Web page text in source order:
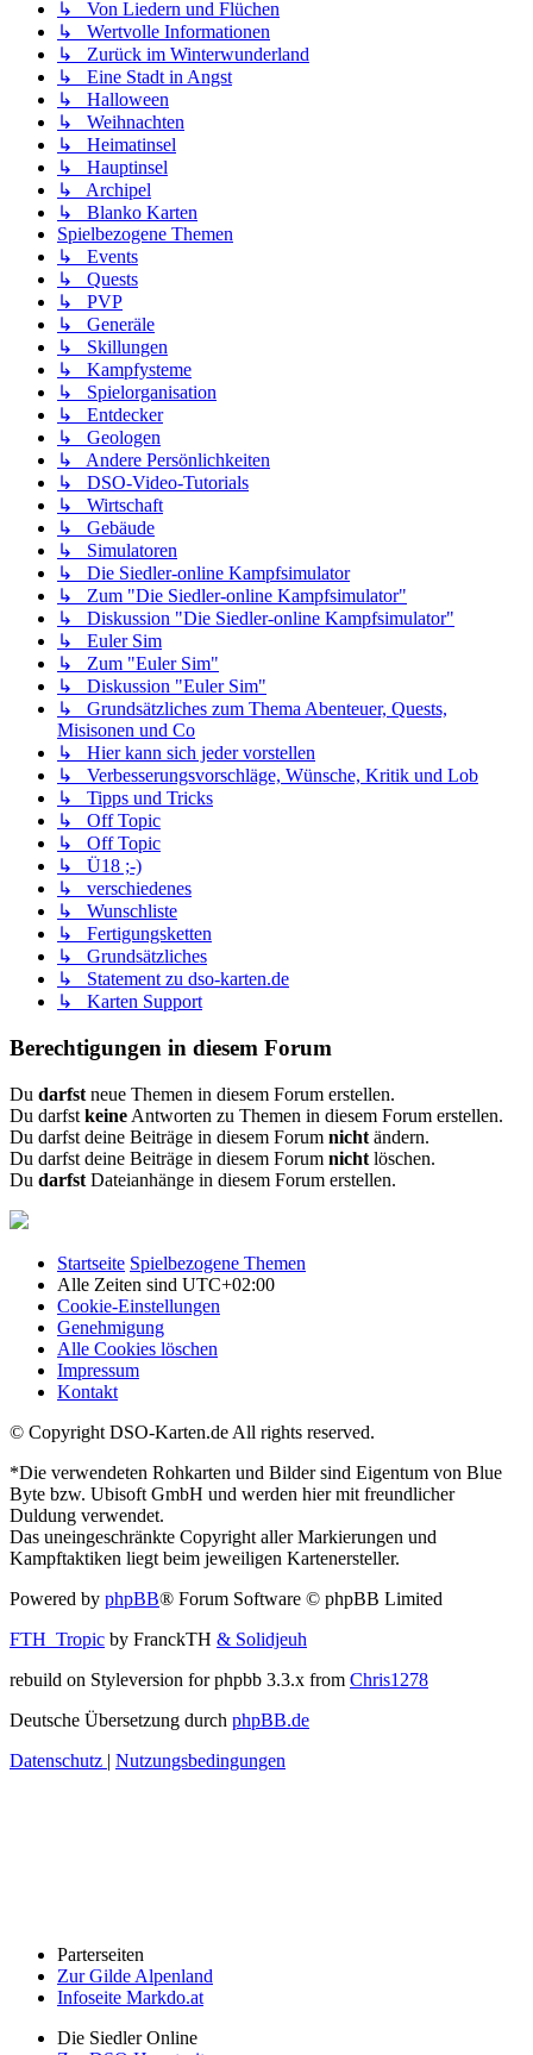
↳ Von Liedern und Flüchen
↳ Wertvolle Informationen
↳ Zurück im Winterwunderland
↳ Eine Stadt in Angst
↳ Halloween
↳ Weihnachten
↳ Heimatinsel
↳ Hauptinsel
↳ Archipel
↳ Blanko Karten
Spielbezogene Themen
↳ Events
↳ Quests
↳ PVP
↳ Generäle
↳ Skillungen
↳ Kampfysteme
↳ Spielorganisation
↳ Entdecker
↳ Geologen
↳ Andere Persönlichkeiten
↳ DSO-Video-Tutorials
↳ Wirtschaft
↳ Gebäude
↳ Simulatoren
↳ Die Siedler-online Kampfsimulator
↳ Zum "Die Siedler-online Kampfsimulator"
↳ Diskussion "Die Siedler-online Kampfsimulator"
↳ Euler Sim
↳ Zum "Euler Sim"
↳ Diskussion "Euler Sim"
↳ Grundsätzliches zum Thema Abenteuer, Quests,
Misisonen und Co
↳ Hier kann sich jeder vorstellen
↳ Verbesserungsvorschläge, Wünsche, Kritik und Lob
↳ Tipps und Tricks
↳ Off Topic
↳ Off Topic
↳ Ü18 ;-)
↳ verschiedenes
↳ Wunschliste
↳ Fertigungsketten
↳ Grundsätzliches
↳ Statement zu dso-karten.de
↳ Karten Support
Berechtigungen in diesem Forum
Du darfst neue Themen in diesem Forum erstellen.
Du darfst keine Antworten zu Themen in diesem Forum erstellen.
Du darfst deine Beiträge in diesem Forum nicht ändern.
Du darfst deine Beiträge in diesem Forum nicht löschen.
Du darfst Dateianhänge in diesem Forum erstellen.
Startseite Spielbezogene Themen
Alle Zeiten sind UTC+02:00
Cookie-Einstellungen
Genehmigung
Alle Cookies löschen
Impressum
Kontakt
© Copyright DSO-Karten.de All rights reserved.
*Die verwendeten Rohkarten und Bilder sind Eigentum von Blue
Byte bzw. Ubisoft GmbH und werden hier mit freundlicher
Duldung verwendet.
Das uneingeschränkte Copyright aller Markierungen und
Kampftaktiken liegt beim jeweiligen Kartenersteller.
Powered by phpBB® Forum Software © phpBB Limited
FTH_Tropic by FranckTH & Solidjeuh
rebuild on Styleversion for phpbb 3.3.x from Chris1278
Deutsche Übersetzung durch phpBB.de
Datenschutz | Nutzungsbedingungen
Parterseiten
Zur Gilde Alpenland
Infoseite Markdo.at
Die Siedler Online